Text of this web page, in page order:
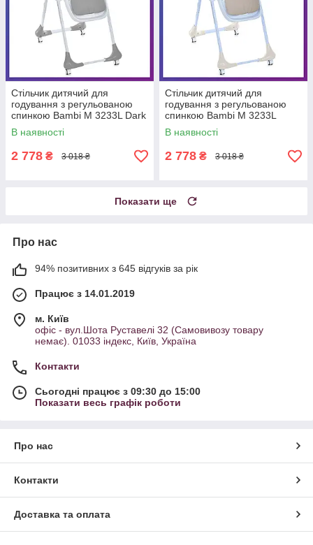
Стільчик дитячий для
годування з регульованою
спинкою Bambi M 3233L Dark
Gray Темно-сірий
В наявності
2 778 ₴ 3 018 ₴
Стільчик дитячий для
годування з регульованою
спинкою Bambi M 3233L
Taupe Beige Бежевий
В наявності
2 778 ₴ 3 018 ₴
Показати ще
Про нас
94% позитивних з 645 відгуків за рік
Працює з 14.01.2019
м. Київ
офіс - вул.Шота Руставелі 32 (Самовивозу товару
немає). 01033 індекс, Київ, Україна
Контакти
Сьогодні працює з 09:30 до 15:00
Показати весь графік роботи
Про нас
Контакти
Доставка та оплата